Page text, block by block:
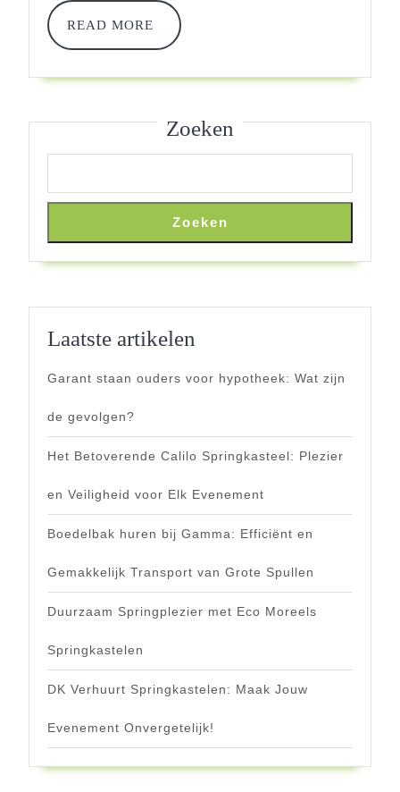
READ MORE
READ
MORE
Zoeken
Zoeken
Laatste artikelen
Garant staan ouders voor hypotheek: Wat zijn
de gevolgen?
Het Betoverende Calilo Springkasteel: Plezier
en Veiligheid voor Elk Evenement
Boedelbak huren bij Gamma: Efficiënt en
Gemakkelijk Transport van Grote Spullen
Duurzaam Springplezier met Eco Moreels
Springkastelen
DK Verhuurt Springkastelen: Maak Jouw
Evenement Onvergetelijk!